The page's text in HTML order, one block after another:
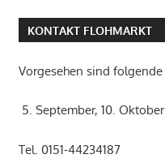
KONTAKT FLOHMARKT
Vorgesehen sind folgende
5. September, 10. Oktober
Tel. 0151-44234187